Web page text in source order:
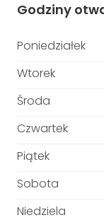
Godziny
Poniedziałek
Wtorek
Środa
Czwartek
Piątek
Sobota
Niedziela